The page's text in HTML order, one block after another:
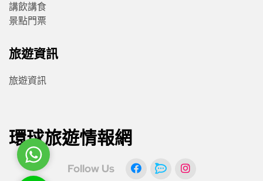
講飲講食
景點門票
旅遊資訊
旅遊資訊
環球旅遊情報網
Follow Us
WhatsApp